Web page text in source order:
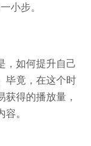
小步。
，如何提升自己
毕竟，在这个时
得的播放量，
。